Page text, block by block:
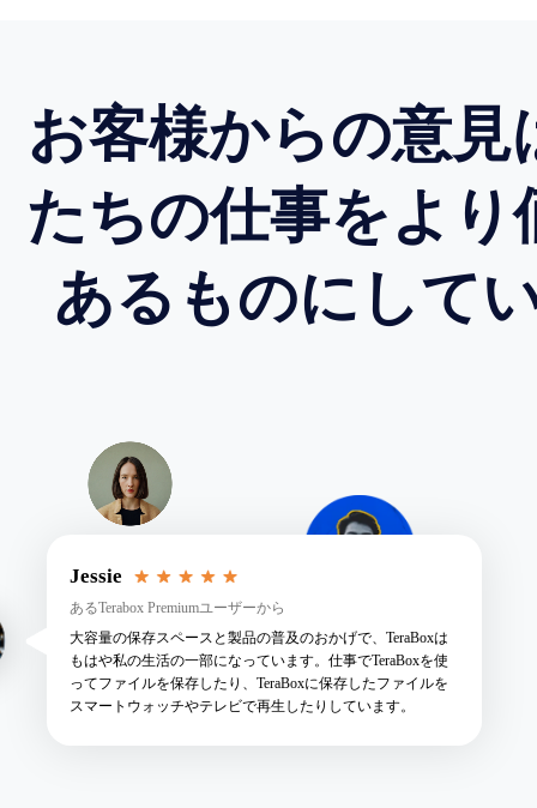
お客様からの意見
たちの仕事をより
あるものにして
Jessie
あるTerabox Premiumユーザーから
大容量の保存スペースと製品の普及のおかげで、TeraBoxは
もはや私の生活の一部になっています。仕事でTeraBoxを使
ってファイルを保存したり、TeraBoxに保存したファイルを
スマートウォッチやテレビで再生したりしています。